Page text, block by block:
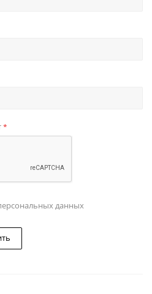
*
данных